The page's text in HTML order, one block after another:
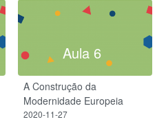
Aula 6
A Construção da
Modernidade Europeia
2020-11-27